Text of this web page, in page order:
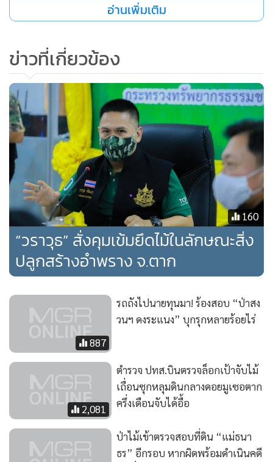
Gotomanager
อ่านเพิ่มเติม
ข่าวที่เกี่ยวข้อง
160
“วราวุธ” สั่งคุมเข้มยึดไม้ในลักษณะสิ่ง
ปลูกสร้างอำพราง จ.ตาก
887
รถถังไปนายทุนมา! ร้องสอบ “ป่าสง
วนฯ ดงระแนง” บุกรุกหลายร้อยไร่
2,081
ตำรวจ ปทส.บินตรวจล็อกเป้าจับไม้
เถื่อนซุกหลุมดินกลางดอยมูเซอตาก
ครึ่งเดือนจับได้อื้อ
ป่าไม้เข้าตรวจสอบที่ดิน “แม่ธนา
ธร” อีกรอบ หากผิดพร้อมดำเนินคดี